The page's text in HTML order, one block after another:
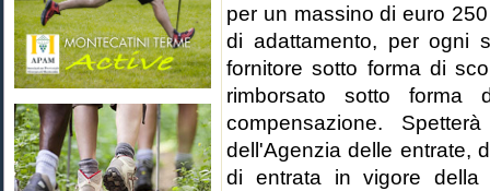
per un massino di euro
di adattamento, per ogni
fornitore sotto forma di
rimborsato sotto forma
compensazione.
dell'Agenzia delle entrate,
di entrata in vigore della